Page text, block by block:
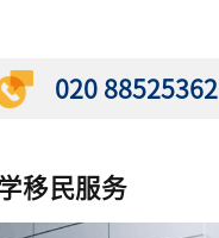
020 88525362
移民服务